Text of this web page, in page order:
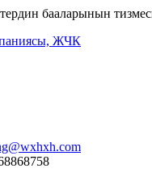
бааларынын